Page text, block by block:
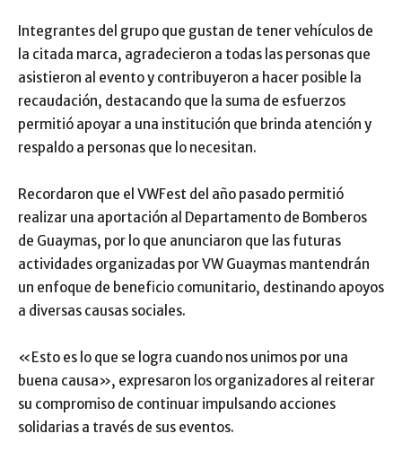
Integrantes del grupo que gustan de tener vehículos de
la citada marca, agradecieron a todas las personas que
asistieron al evento y contribuyeron a hacer posible la
recaudación, destacando que la suma de esfuerzos
permitió apoyar a una institución que brinda atención y
respaldo a personas que lo necesitan.
Recordaron que el VWFest del año pasado permitió
realizar una aportación al Departamento de Bomberos
de Guaymas, por lo que anunciaron que las futuras
actividades organizadas por VW Guaymas mantendrán
un enfoque de beneficio comunitario, destinando apoyos
a diversas causas sociales.
«Esto es lo que se logra cuando nos unimos por una
buena causa», expresaron los organizadores al reiterar
su compromiso de continuar impulsando acciones
solidarias a través de sus eventos.